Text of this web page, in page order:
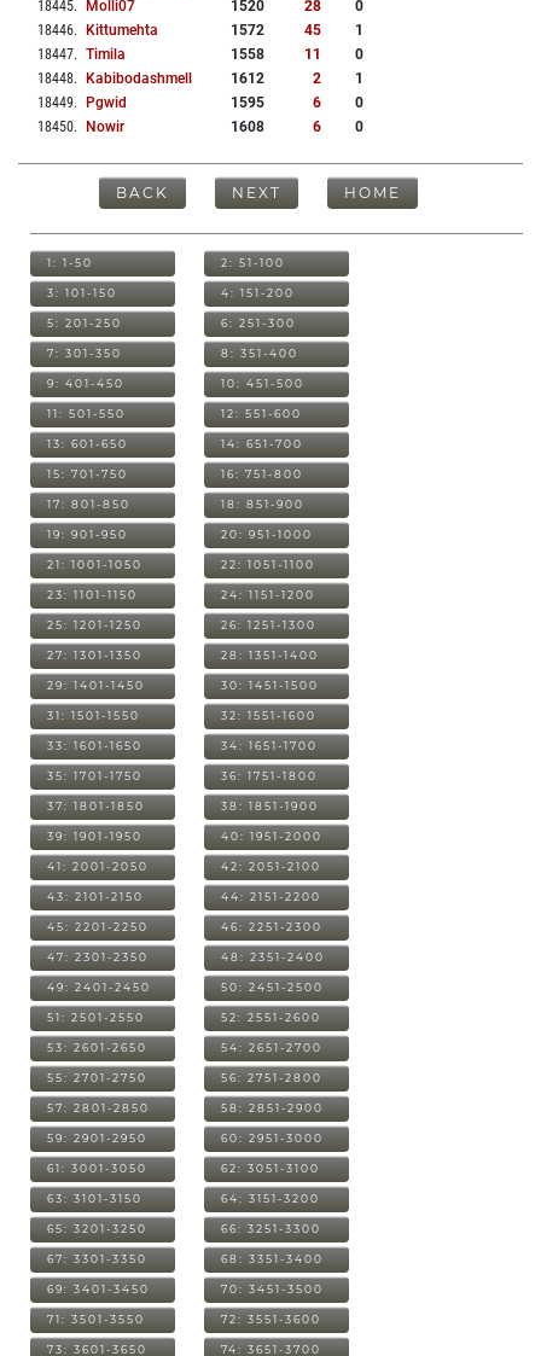
18445. Molli07 1520 28
0
18446. Kittumehta 1572 45
1
18447. Timila 1558 11
0
18448. Kabibodashmell 1612 2
1
18449. Pgwid 1595 6
0
18450. Nowir 1608 6 0
BACK NEXT HOME
1: 1-50 2: 51-100
3: 101-150 4: 151-200
5: 201-250 6: 251-300
7: 301-350 8: 351-400
9: 401-450 10: 451-500
11: 501-550 12: 551-600
13: 601-650 14: 651-700
15: 701-750 16: 751-800
17: 801-850 18: 851-900
19: 901-950 20: 951-1000
21: 1001-1050 22: 1051-1100
23: 1101-1150 24: 1151-1200
25: 1201-1250 26: 1251-1300
27: 1301-1350 28: 1351-1400
29: 1401-1450 30: 1451-1500
31: 1501-1550 32: 1551-1600
33: 1601-1650 34: 1651-1700
35: 1701-1750 36: 1751-1800
37: 1801-1850 38: 1851-1900
39: 1901-1950 40: 1951-2000
41: 2001-2050 42: 2051-2100
43: 2101-2150 44: 2151-2200
45: 2201-2250 46: 2251-2300
47: 2301-2350 48: 2351-2400
49: 2401-2450 50: 2451-2500
51: 2501-2550 52: 2551-2600
53: 2601-2650 54: 2651-2700
55: 2701-2750 56: 2751-2800
57: 2801-2850 58: 2851-2900
59: 2901-2950 60: 2951-3000
61: 3001-3050 62: 3051-3100
63: 3101-3150 64: 3151-3200
65: 3201-3250 66: 3251-3300
67: 3301-3350 68: 3351-3400
69: 3401-3450 70: 3451-3500
71: 3501-3550 72: 3551-3600
73: 3601-3650 74: 3651-3700